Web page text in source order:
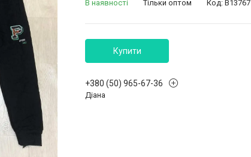
В наявності Тільки оптом Код: B13767
Купити
+380 (50) 965-67-36
Діана